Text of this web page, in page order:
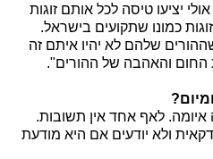
יציעו טיסה לכל אותם זוגות
כמונו שתקועים בישראל.
שלהם לא יהיו איתם זה
החום והאהבה של ההורים".
איומה. לאף אחד אין תשובות.
ולא יודעים אם היא מודעת